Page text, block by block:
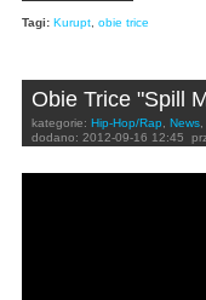
Tagi: Kurupt, obie trice
Obie Trice "Spill
kategorie: Hip-Hop/Rap, News,
dodano: 2012-09-16 12:45